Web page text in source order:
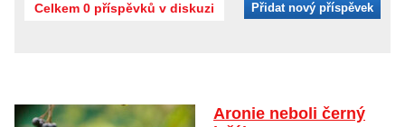
Celkem 0 příspěvků v diskuzi Přidat nový příspěvek
Aronie neboli černý